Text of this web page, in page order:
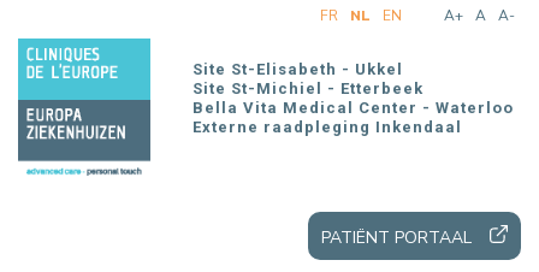
en
naar
inhoud
gaan
A+ A A-
FR NL EN
Site St-Elisabeth - Ukkel
Site St-Michiel - Etterbeek
Bella Vita Medical Center - Waterloo
Externe raadpleging Inkendaal
PATIËNT PORTAAL